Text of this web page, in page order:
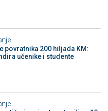
povratnika 200 hiljada KM:
učenike i studente